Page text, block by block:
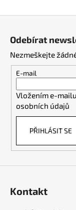
Odebírat
Nezmeškejte
E-mail
Vložením e-
osobních údajů
PŘIHLÁSIT SE
Kontakt